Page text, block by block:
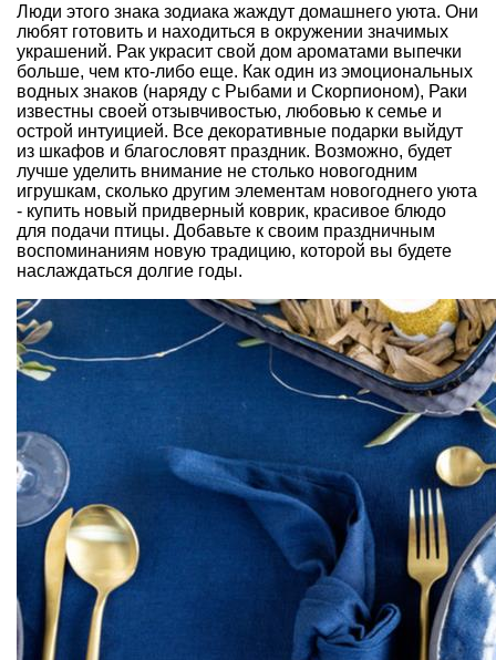
Люди этого знака зодиака жаждут домашнего уюта. Они
любят готовить и находиться в окружении значимых
украшений. Рак украсит свой дом ароматами выпечки
больше, чем кто-либо еще. Как один из эмоциональных
водных знаков (наряду с Рыбами и Скорпионом), Раки
известны своей отзывчивостью, любовью к семье и
острой интуицией. Все декоративные подарки выйдут
из шкафов и благословят праздник. Возможно, будет
лучше уделить внимание не столько новогодним
игрушкам, сколько другим элементам новогоднего уюта
- купить новый придверный коврик, красивое блюдо
для подачи птицы. Добавьте к своим праздничным
воспоминаниям новую традицию, которой вы будете
наслаждаться долгие годы.